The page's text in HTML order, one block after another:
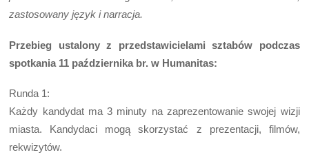
zastosowany język i narracja.
Przebieg ustalony z przedstawicielami sztabów podczas
spotkania 11 października br. w Humanitas:
Runda 1:
Każdy kandydat ma 3 minuty na zaprezentowanie swojej wizji
miasta. Kandydaci mogą skorzystać z prezentacji, filmów,
rekwizytów.